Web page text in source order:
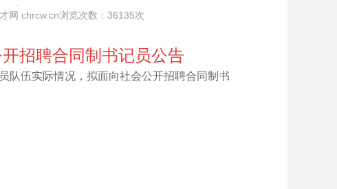
网 chrcw.cn浏览次数：36135次
招聘合同制书记员公告
队伍实际情况，拟面向社会公开招聘合同制书